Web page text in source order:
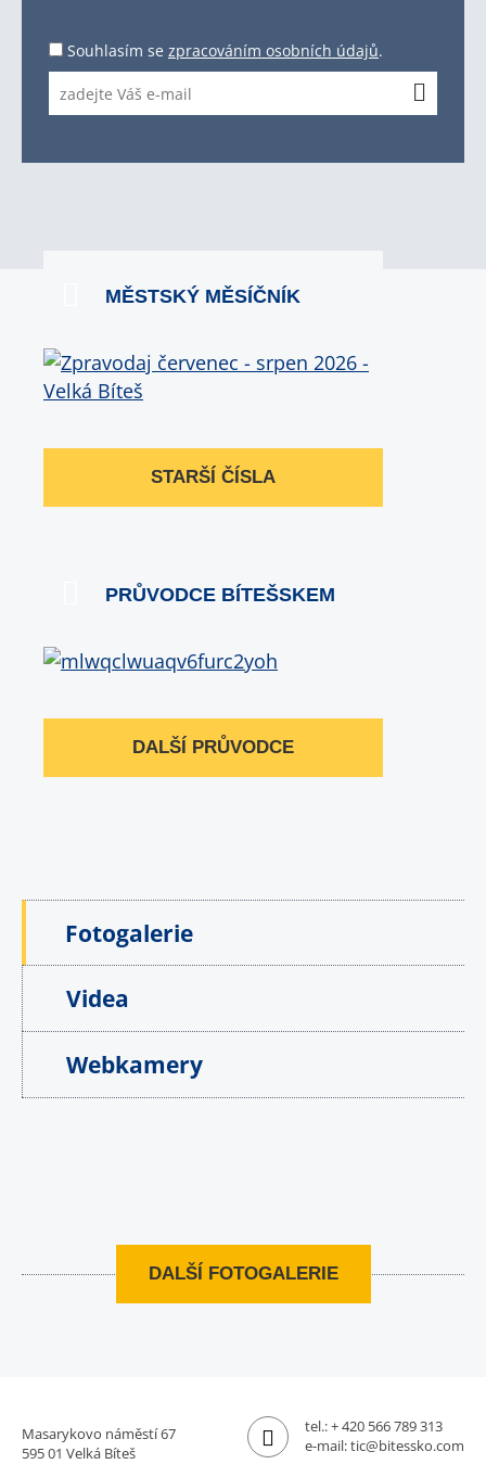
Souhlasím se zpracováním osobních údajů.
MĚSTSKÝ MĚSÍČNÍK
STARŠÍ ČÍSLA
PRŮVODCE BÍTEŠSKEM
DALŠÍ PRŮVODCE
Fotogalerie
Videa
Webkamery
DALŠÍ FOTOGALERIE
Masarykovo náměstí 67
595 01 Velká Bíteš
tel.:+ 420 566 789 313
e-mail:tic@bitessko.com